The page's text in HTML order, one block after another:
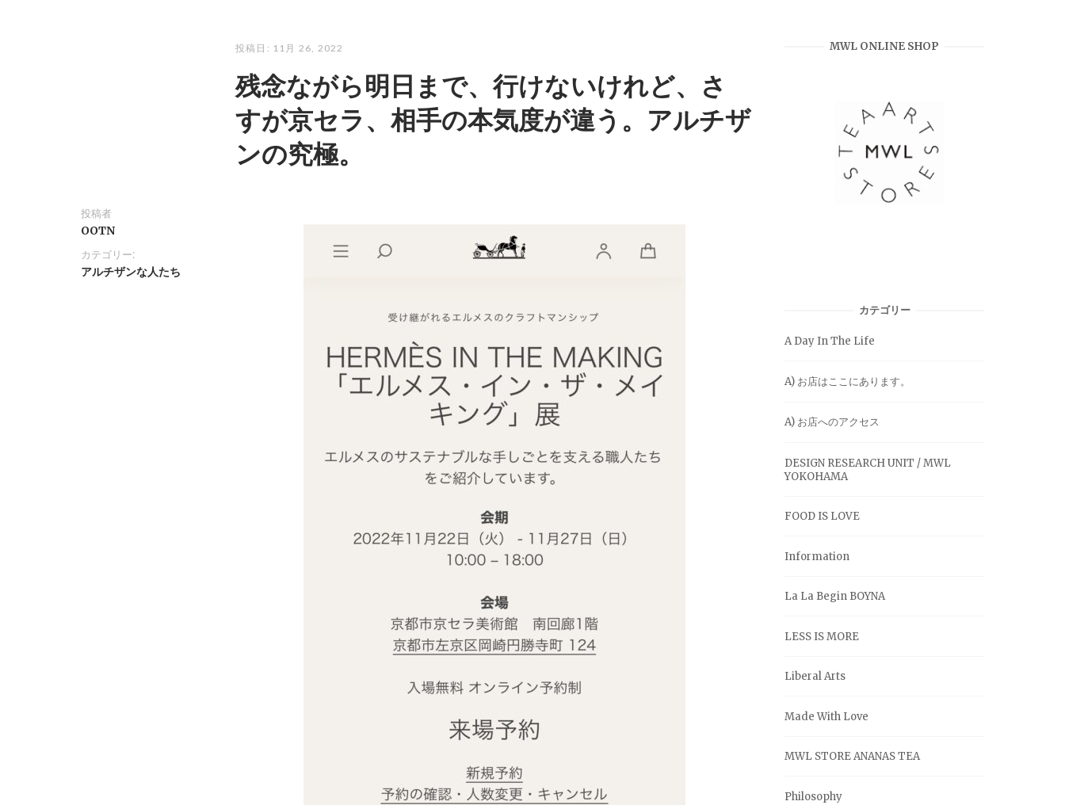
投稿日: 11月 26, 2022
残念ながら明日まで、行けないけれど、さ
すが京セラ、相手の本気度が違う。アルチザ
ンの究極。
投稿者
OOTN
カテゴリー:
アルチザンな人たち
MWL ONLINE SHOP
カテゴリー
A Day In The Life
A) お店はここにあります。
A) お店へのアクセス
DESIGN RESEARCH UNIT / MWL
YOKOHAMA
FOOD IS LOVE
Information
La La Begin BOYNA
LESS IS MORE
Liberal Arts
Made With Love
MWL STORE ANANAS TEA
Philosophy